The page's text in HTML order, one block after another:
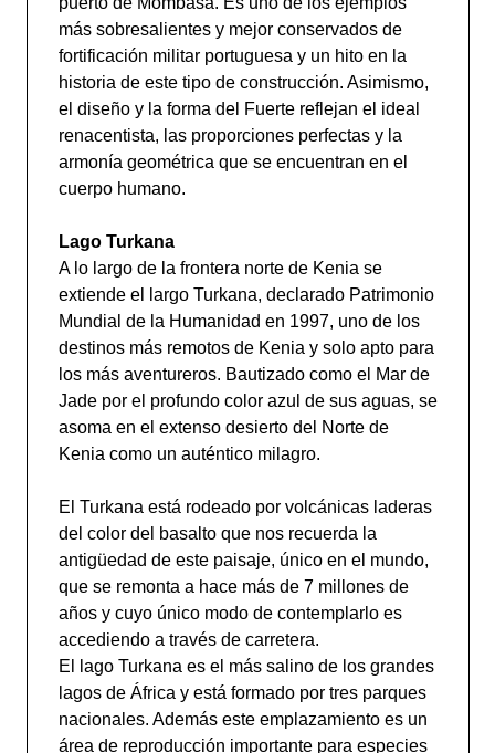
más sobresalientes y mejor conservados de
fortificación militar portuguesa y un hito en la
historia de este tipo de construcción. Asimismo,
el diseño y la forma del Fuerte reflejan el ideal
renacentista, las proporciones perfectas y la
armonía geométrica que se encuentran en el
cuerpo humano.
Lago Turkana
A lo largo de la frontera norte de Kenia se
extiende el largo Turkana, declarado Patrimonio
Mundial de la Humanidad en 1997, uno de los
destinos más remotos de Kenia y solo apto para
los más aventureros. Bautizado como el Mar de
Jade por el profundo color azul de sus aguas, se
asoma en el extenso desierto del Norte de
Kenia como un auténtico milagro.
El Turkana está rodeado por volcánicas laderas
del color del basalto que nos recuerda la
antigüedad de este paisaje, único en el mundo,
que se remonta a hace más de 7 millones de
años y cuyo único modo de contemplarlo es
accediendo a través de carretera.
El lago Turkana es el más salino de los grandes
lagos de África y está formado por tres parques
nacionales. Además este emplazamiento es un
área de reproducción importante para especies